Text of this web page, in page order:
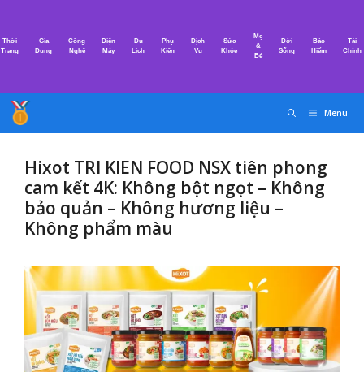
nội
Thời
Trang
Gia
Dụng
Công
Nghệ
Điện
Máy
Du
Lịch
Phụ
Kiện
Dịch
Vụ
Sức
Khỏe
Mẹ
&
Bé
Đời
Sống
Bảo
Hiểm
Tài
Chính
Menu
Hixot TRI KIEN FOOD NSX tiên phong
cam kết 4K: Không bột ngọt – Không
bảo quản – Không hương liệu –
Không phẩm màu